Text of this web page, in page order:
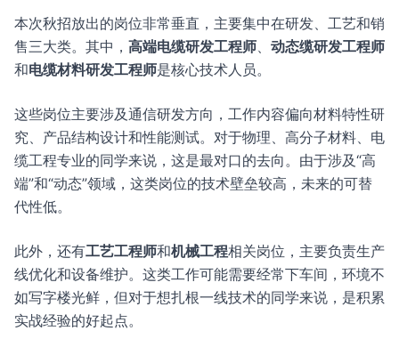
本次秋招放出的岗位非常垂直，主要集中在研发、工艺和销
售三大类。其中， 高端电缆研发工程师、 动态缆研发工程师
和电缆材料研发工程师是核心技术人员。
这些岗位主要涉及通信研发方向，工作内容偏向材料特性研
究、产品结构设计和性能测试。对于物理、高分子材料、电
缆工程专业的同学来说，这是最对口的去向。由于涉及“高
端”和“动态”领域，这类岗位的技术壁垒较高，未来的可替
代性低。
此外，还有工艺工程师和机械工程相关岗位，主要负责生产
线优化和设备维护。这类工作可能需要经常下车间，环境不
如写字楼光鲜，但对于想扎根一线技术的同学来说，是积累
实战经验的好起点。